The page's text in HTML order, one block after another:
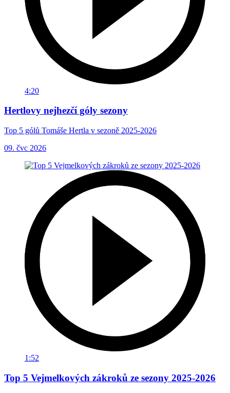
4:20
Hertlovy nejhezčí góly sezony
Top 5 gólů Tomáše Hertla v sezoně 2025-2026
09. čvc 2026
1:52
Top 5 Vejmelkových zákroků ze sezony 2025-2026